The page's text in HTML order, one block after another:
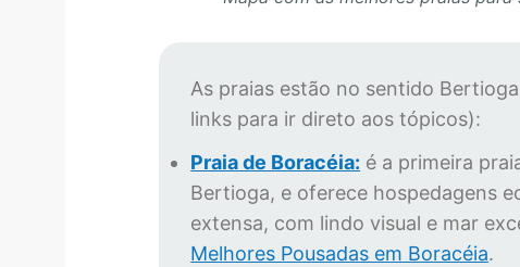
As praias estão no sentido
links para ir direto aos tópicos):
Praia de Boracéia: é a primeira
Bertioga, e oferece hospedagens
extensa, com lindo visual e mar
Melhores Pousadas em Boracéia.